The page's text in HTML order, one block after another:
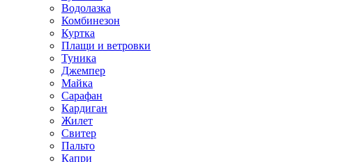
Водолазка
Комбинезон
Куртка
Плащи и ветровки
Туника
Джемпер
Майка
Сарафан
Кардиган
Жилет
Свитер
Пальто
Капри